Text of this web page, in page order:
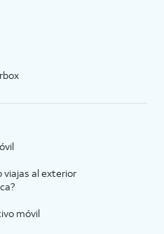
viajas al exterior
móvil